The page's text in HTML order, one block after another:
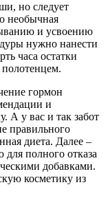
но следует
необычная
и усвоению
нужно нанести
часа остатки
гормон
и
А у вас и так забот
правильного
диета. Далее –
полного отказа
добавками.
косметику из